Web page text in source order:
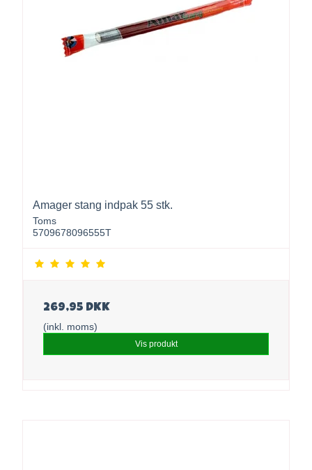
Amager stang indpak 55 stk.
Toms
5709678096555T
269,95 DKK
(inkl. moms)
Vis produkt